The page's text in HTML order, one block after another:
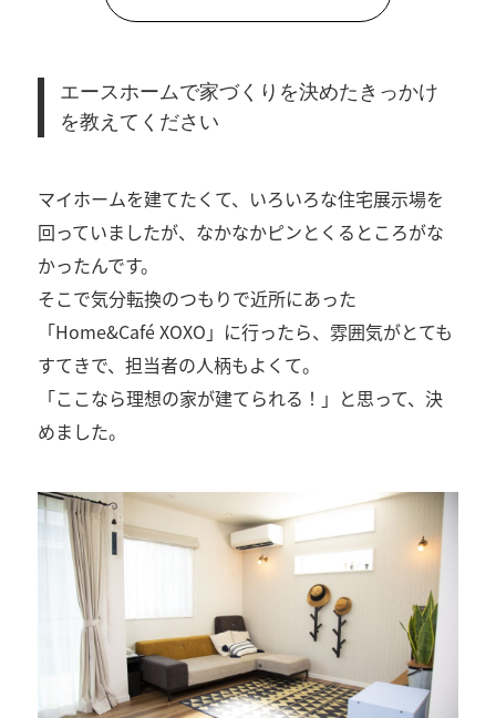
エースホームで家づくりを決めたきっかけ
を教えてください
マイホームを建てたくて、いろいろな住宅展示場を
回っていましたが、なかなかピンとくるところがな
かったんです。
そこで気分転換のつもりで近所にあった
「Home&Café XOXO」に行ったら、雰囲気がとても
すてきで、担当者の人柄もよくて。
「ここなら理想の家が建てられる！」と思って、決
めました。